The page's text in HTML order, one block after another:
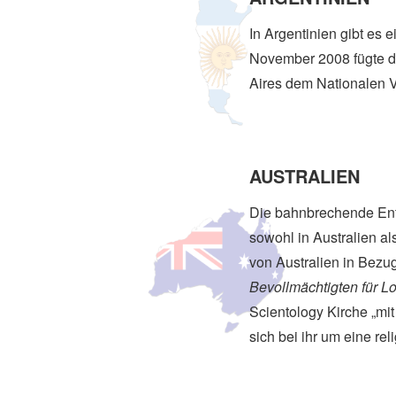
In Argentinien gibt es
November 2008 fügte
Aires dem Nationalen
AUSTRALIEN
Die bahnbrechende
sowohl in Australien
von Australien in
Bevollmächtigten für
Scientology Kirche
sich bei ihr um eine